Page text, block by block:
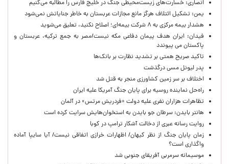
انصاری: خسارت‌های زیست‌محیطی جنگ در خلیج فارس را مطالبه‌ می‌کنیم
یمن: تشکیل ائتلاف هرگز مانع مجازات عربستان به خاطر جنایاتش نمی‌شود
هشدار بیمه مرکزی به ۸ شرکت بیمه‌ای؛ اصلاح نکنید، تعلیق می‌شوید
فیدان: ایران هدف پیمان دفاعی مکه نیست/مصر به جمع ترکیه، عربستان و
پاکستان می پیوندد
تاکید صریح همتی بر تشدید نظارت بر بانک‌ها
پدر لیونل مسی درگذشت
اختلاف بر سر زمین کشاورزی منجر به قتل شد
راه‌حل نماینده روسیه برای پایان جنگ آمریکا علیه ایران
تظاهرات هزاران نفری علیه دولت «فردریش مرتس» در آلمان
هانتر بایدن: سرطان جو بایدن به استخوان‌هایش سرایت کرده است
روایت رسانه عبری از دخالت آشکار ترامپ در کوبا
زمان پایان جنگ از نظر کیهان/ اظهارات خرازی اتفاقی نیست/ آیا سایپا آماده
واگذاری است؟
موسیمانه سرمربی آفریقای جنوبی شد